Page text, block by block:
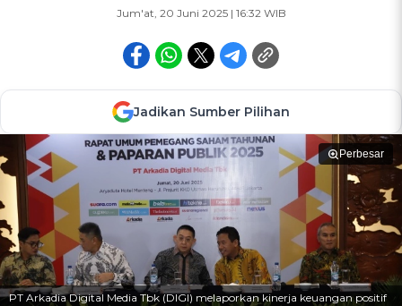
Jum'at, 20 Juni 2025 | 16:32 WIB
Jadikan Sumber Pilihan
Perbesar
PT Arkadia Digital Media Tbk (DIGI) melaporkan kinerja keuangan positif